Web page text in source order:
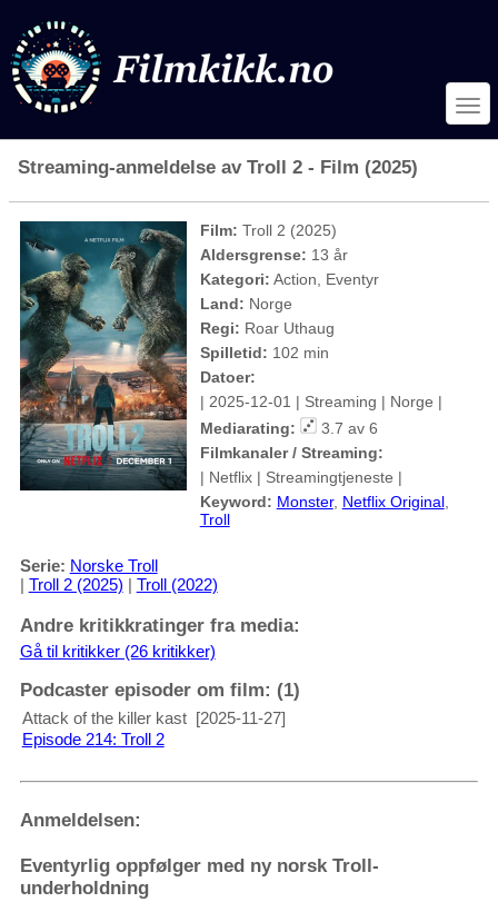
Streaming-anmeldelse av Troll 2 - Film (2025)
Film: Troll 2 (2025)
Aldersgrense: 13 år
Kategori: Action, Eventyr
Land: Norge
Regi: Roar Uthaug
Spilletid: 102 min
Datoer:
| 2025-12-01 | Streaming | Norge |
Mediarating:
3.7 av 6
Filmkanaler / Streaming:
| Netflix | Streamingtjeneste |
Keyword: Monster, Netflix Original,
Troll
Serie: Norske Troll
| Troll 2 (2025) | Troll (2022)
Andre kritikkratinger fra media:
Gå til kritikker (26 kritikker)
Podcaster episoder om film: (1)
Attack of the killer kast [2025-11-27]
Episode 214: Troll 2
Anmeldelsen:
Eventyrlig oppfølger med ny norsk Troll-
underholdning